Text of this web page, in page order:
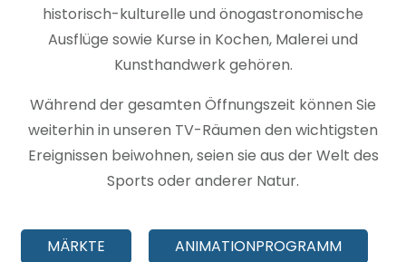
historisch-kulturelle und önogastronomische
Ausflüge sowie Kurse in Kochen, Malerei und
Kunsthandwerk gehören.
Während der gesamten Öffnungszeit können Sie
weiterhin in unseren TV-Räumen den wichtigsten
Ereignissen beiwohnen, seien sie aus der Welt des
Sports oder anderer Natur.
MÄRKTE ANIMATIONPROGRAMM